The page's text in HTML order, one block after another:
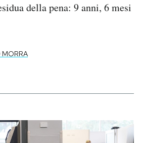
della pena: 9 anni, 6 mesi
MORRA